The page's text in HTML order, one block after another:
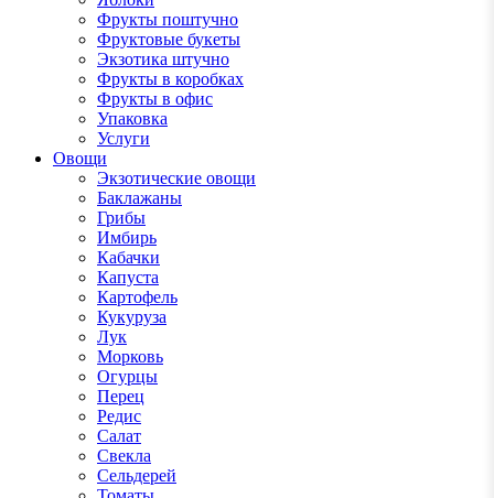
Фрукты поштучно
Фруктовые букеты
Экзотика штучно
Фрукты в коробках
Фрукты в офис
Упаковка
Услуги
Овощи
Экзотические овощи
Баклажаны
Грибы
Имбирь
Кабачки
Капуста
Картофель
Кукуруза
Лук
Морковь
Огурцы
Перец
Редис
Салат
Свекла
Сельдерей